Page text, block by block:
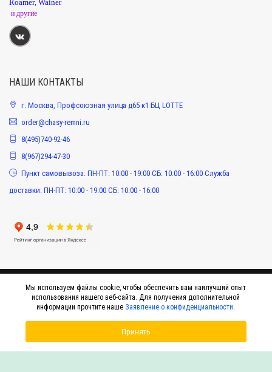
Roamer, Wainer
и другие
НАШИ КОНТАКТЫ
г. Москва, Профсоюзная улица д65 к1 БЦ LOTTE
order@chasy-remni.ru
8(495)740-92-46
8(967)294-47-30
Пункт самовывоза: ПН-ПТ: 10:00 - 19:00 СБ: 10:00 - 16:00 Служба
доставки: ПН-ПТ: 10:00 - 19:00 СБ: 10:00 - 16:00
© 2015-2026 Интернет-магазин оригинальных аксессуаров к наручным часам
Мы используем файлы cookie, чтобы обеспечить вам наилучший опыт
использования нашего веб-сайта. Для получения дополнительной
информации прочтите наше Заявление о конфиденциальности.
Принять